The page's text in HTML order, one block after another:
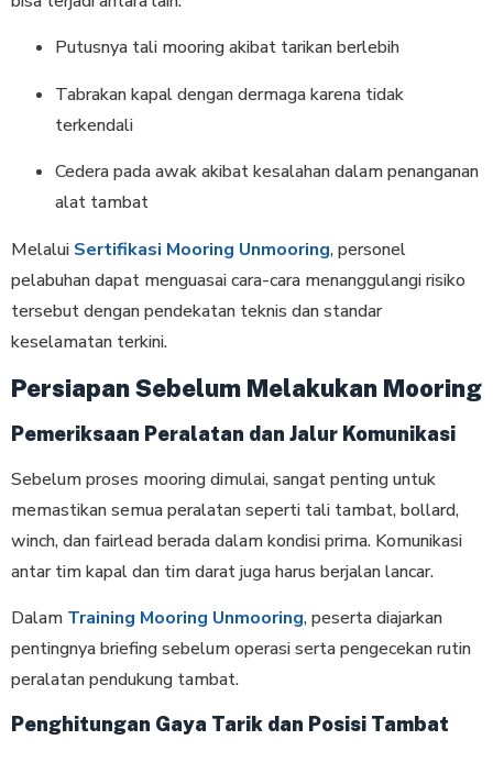
Putusnya tali mooring akibat tarikan berlebih
Tabrakan kapal dengan dermaga karena tidak
terkendali
Cedera pada awak akibat kesalahan dalam penanganan
alat tambat
Melalui Sertifikasi Mooring Unmooring, personel
pelabuhan dapat menguasai cara-cara menanggulangi risiko
tersebut dengan pendekatan teknis dan standar
keselamatan terkini.
Persiapan Sebelum Melakukan Mooring
Pemeriksaan Peralatan dan Jalur Komunikasi
Sebelum proses mooring dimulai, sangat penting untuk
memastikan semua peralatan seperti tali tambat, bollard,
winch, dan fairlead berada dalam kondisi prima. Komunikasi
antar tim kapal dan tim darat juga harus berjalan lancar.
Dalam Training Mooring Unmooring, peserta diajarkan
pentingnya briefing sebelum operasi serta pengecekan rutin
peralatan pendukung tambat.
Penghitungan Gaya Tarik dan Posisi Tambat